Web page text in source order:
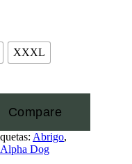
XXXL
Compare
Abrigo,
Alpha Dog